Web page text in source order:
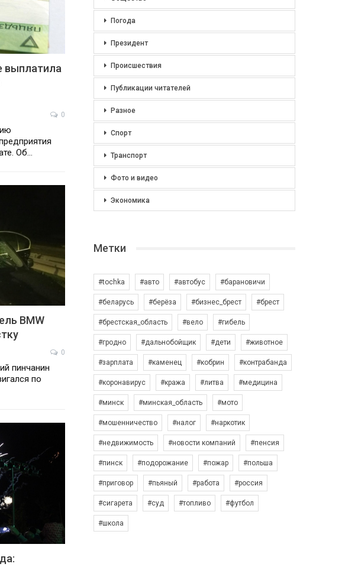
выплатила
0
Об…
BMW
0
пинчанин
по
Погода
Президент
Происшествия
Публикации читателей
Разное
Спорт
Транспорт
Фото и видео
Экономика
Метки
#tochka #авто #автобус #барановичи
#беларусь #берёза #бизнес_брест #брест
#брестская_область #вело #гибель
#гродно #дальнобойщик #дети #животное
#зарплата #каменец #кобрин #контрабанда
#коронавирус #кража #литва #медицина
#минск #минская_область #мото
#мошенничество #налог #наркотик
#недвижимость #новости компаний #пенсия
#пинск #подорожание #пожар #польша
#приговор #пьяный #работа #россия
#сигарета #суд #топливо #футбол
#школа